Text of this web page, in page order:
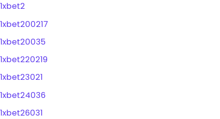
1xbet2
1xbet200217
1xbet20035
1xbet220219
1xbet23021
1xbet24036
1xbet26031